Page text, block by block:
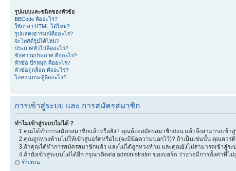
รูปแบบและชนิดของหัวข้อ
BBCode คืออะไร?
ใช้ภาษา HTML ได้ไหม?
รูปแสดงอารมณ์คืออะไร?
จะโพสต์รูปได้ไหม?
ประกาศทั่วไปคืออะไร?
ข้อความประกาศ คืออะไร?
หัวข้อ ปักหมุด คืออะไร?
หัวข้อถูกล็อก คืออะไร?
ไอคอนกระทู้คืออะไร?
การเข้าสู่ระบบ และ การสมัครสมาชิก
ทำไมเข้าสู่ระบบไม่ได้ ?
1.คุณได้ทำการสมัครสมาชิกแล้วหรือยัง? คุณต้องสมัครสมาชิกก่อน แล้วจึงสามารถเข้าสู่
2.คุณถูกหวงห้ามไม่ให้เข้าสู่บอร์ดหรือไม่(จะมีข้อความบอกไว้)? ถ้าเป็นเช่นนั้น คุณควรติ
3.ถ้าคุณได้ทำการสมัครสมาชิกแล้ว และไม่ได้ถูกหวงห้าม และคุณยังไม่สามารถเข้าสู่ระ
4.ถ้ายังเข้าสู่ระบบไม่ได้อีก กรุณาติดต่อ administrator ของบอร์ด ว่าอาจมีการตั้งค่าที่ไม่
ข้างบน